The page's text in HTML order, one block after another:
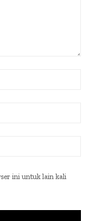
ini untuk lain kali